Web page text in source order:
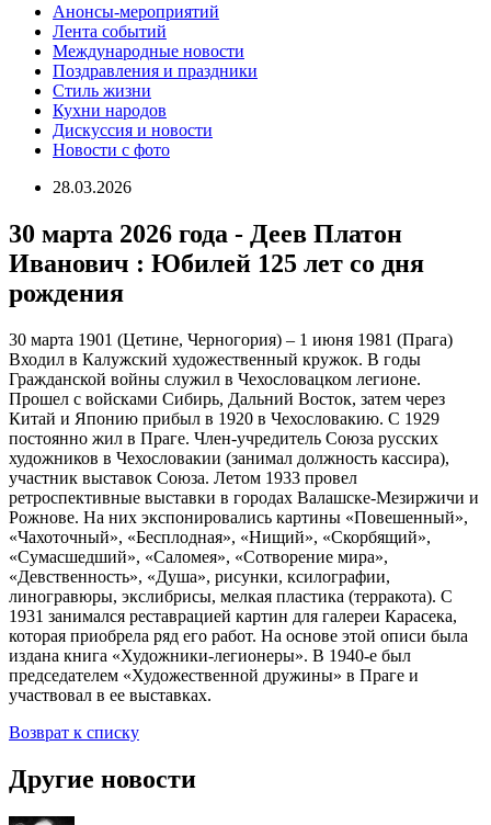
Анонсы-мероприятий
Лента событий
Международные новости
Поздравления и праздники
Cтиль жизни
Кухни народов
Дискуссия и новости
Новости с фото
28.03.2026
30 марта 2026 года - Деев Платон
Иванович : Юбилей 125 лет со дня
рождения
30 марта 1901 (Цетине, Черногория) – 1 июня 1981 (Прага)
Входил в Калужский художественный кружок. В годы
Гражданской войны служил в Чехословацком легионе.
Прошел с войсками Сибирь, Дальний Восток, затем через
Китай и Японию прибыл в 1920 в Чехословакию. С 1929
постоянно жил в Праге. Член-учредитель Союза русских
художников в Чехословакии (занимал должность кассира),
участник выставок Союза. Летом 1933 провел
ретроспективные выставки в городах Валашске-Мезиржичи и
Рожнове. На них экспонировались картины «Повешенный»,
«Чахоточный», «Бесплодная», «Нищий», «Скорбящий»,
«Сумасшедший», «Саломея», «Сотворение мира»,
«Девственность», «Душа», рисунки, ксилографии,
линогравюры, экслибрисы, мелкая пластика (терракота). С
1931 занимался реставрацией картин для галереи Карасека,
которая приобрела ряд его работ. На основе этой описи была
издана книга «Художники-легионеры». В 1940-е был
председателем «Художественной дружины» в Праге и
участвовал в ее выставках.
Возврат к списку
Другие новости